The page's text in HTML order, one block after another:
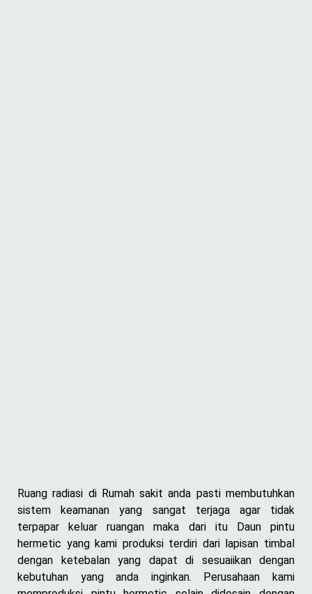
Ruang radiasi di Rumah sakit anda pasti membutuhkan
sistem keamanan yang sangat terjaga agar tidak
terpapar keluar ruangan maka dari itu Daun pintu
hermetic yang kami produksi terdiri dari lapisan timbal
dengan ketebalan yang dapat di sesuaiikan dengan
kebutuhan yang anda inginkan. Perusahaan kami